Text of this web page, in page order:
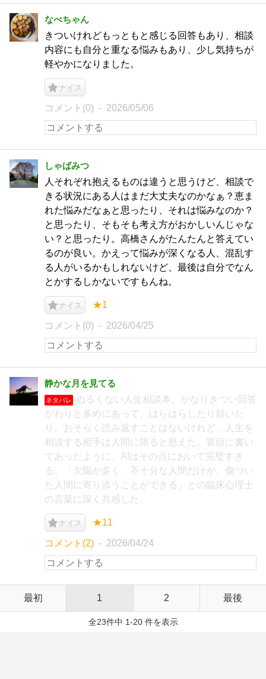
なべちゃん
きついけれどもっともと感じる回答もあり、相談
内容にも自分と重なる悩みもあり、少し気持ちが
軽やかになりました。
ナイス
コメント(0) 2026/05/06
しゃばみつ
人それぞれ抱えるものは違うと思うけど、相談で
きる状況にある人はまだ大丈夫なのかなぁ？恵ま
れた悩みだなぁと思ったり、それは悩みなのか？
と思ったり、そもそも考え方がおかしいんじゃな
い？と思ったり。高橋さんがたんたんと答えてい
るのが良い。かえって悩みが深くなる人、混乱す
る人がいるかもしれないけど、最後は自分でなん
とかするしかないですもんね。
ナイス ★1
コメント(0) 2026/04/25
静かな月を見てる
ネタバレ
ぬるくない人生相談本。かなりきつい回答
がわりと多めにあって、はらはらしたり頷いた
り。おそらく読み返すことはないけれど、人生を
相談する相手は人間に限ると思えた。冒頭に書い
てあったように、AIはその点において完璧すぎ
る。「欠陥が多く、不十分な人間だけが、傷つい
た人間に寄り添うことができる」との臨床心理士
の言葉に深く共感した。
ナイス ★11
コメント(2) 2026/04/24
最初 1 2 最後
全23件中 1-20 件を表示